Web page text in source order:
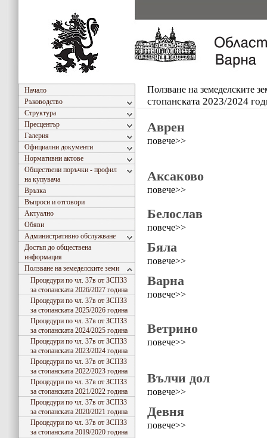
Начало
Ръководство
Структура
Пресцентър
Галерия
Официални документи
Нормативни актове
Обществени поръчки - профил
на купувача
Връзка
Въпроси и отговори
Актуално
Обяви
Административно обслужване
Достъп до обществена
информация
Ползване на земеделските земи
Процедури по чл. 37в от ЗСПЗЗ
за стопанската 2026/2027 година
Процедури по чл. 37в от ЗСПЗЗ
за стопанската 2025/2026 година
Процедури по чл. 37в от ЗСПЗЗ
за стопанската 2024/2025 година
Процедури по чл. 37в от ЗСПЗЗ
за стопанската 2023/2024 година
Процедури по чл. 37в от ЗСПЗЗ
за стопанската 2022/2023 година
Процедури по чл. 37в от ЗСПЗЗ
за стопанската 2021/2022 година
Процедури по чл. 37в от ЗСПЗЗ
за стопанската 2020/2021 година
Процедури по чл. 37в от ЗСПЗЗ
за стопанската 2019/2020 година
Ползване на земеделските
стопанската 2023/2024
Аврен
повече>>
Аксаково
повече>>
Белослав
повече>>
Бяла
повече>>
Варна
повече>>
Ветрино
повече>>
Вълчи дол
повече>>
Девня
повече>>